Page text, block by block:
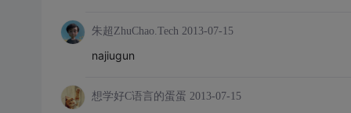
朱超ZhuChao.Tech 2013-07-15
najiugun
想学好C语言的蛋蛋 2013-07-15